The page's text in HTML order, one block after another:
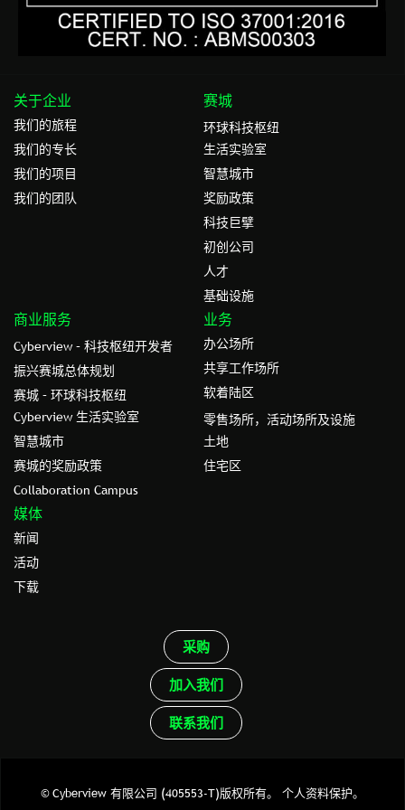
关于企业
我们的旅程
我们的专⻓
我们的项目
我们的团队
赛城
环球科技枢纽
生活实验室
智慧城市
奖励政策
科技巨擘
初创公司
人才
基础设施
商业服务
Cyberview – 科技枢纽开发者
振兴赛城总体规划
赛城 – 环球科技枢纽
Cyberview 生活实验室
智慧城市
赛城的奖励政策
Collaboration Campus
业务
办公场所
共享工作场所
软着陆区
零售场所，活动场所及设施
土地
住宅区
媒体
新闻
活动
下载
采购
加入我们
联系我们
© Cyberview 有限公司 (405553-T)版权所有。 个人资料保护。